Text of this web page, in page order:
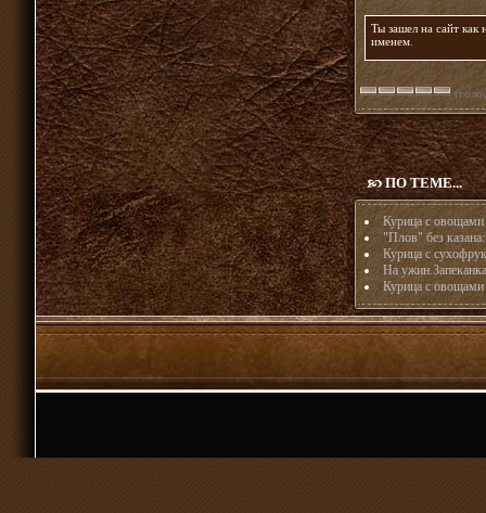
Ты зашел на сайт как
именем
ПО ТЕМЕ...
Курица с
"Плов" без
Курица с
На
Курица с овощами